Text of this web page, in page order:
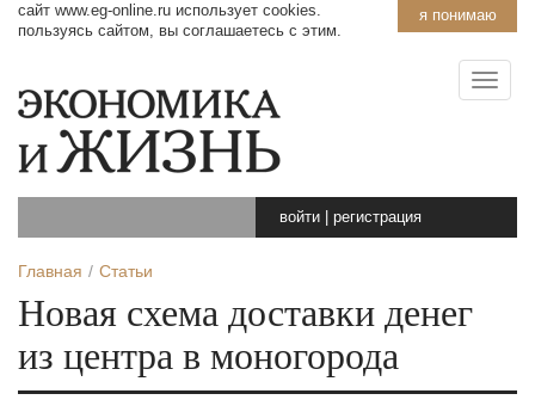
я понимаю
сайт www.eg-online.ru использует cookies.
пользуясь сайтом, вы соглашаетесь с этим.
войти регистрация
Главная Статьи
Новая схема доставки денег
из центра в моногорода